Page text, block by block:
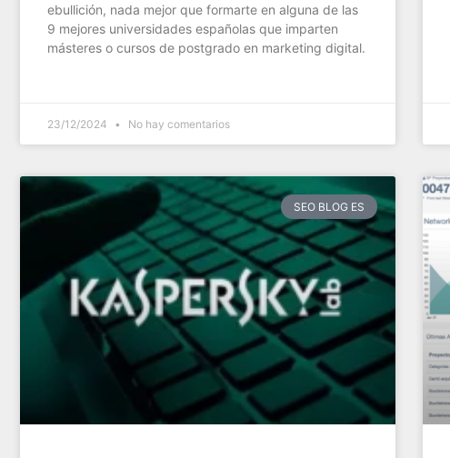
ebullición, nada mejor que formarte en alguna de las
9 mejores universidades españolas que imparten
másteres o cursos de postgrado en marketing digital.
23/12/2024 No hay comentarios
SEO BLOG ES